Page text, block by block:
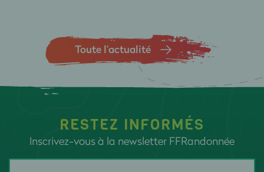
Toute l’actualité
RESTEZ INFORMÉS
Inscrivez-vous à la newsletter FFRandonnée